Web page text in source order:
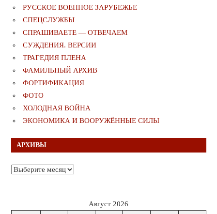
РУССКОЕ ВОЕННОЕ ЗАРУБЕЖЬЕ
СПЕЦСЛУЖБЫ
СПРАШИВАЕТЕ — ОТВЕЧАЕМ
СУЖДЕНИЯ. ВЕРСИИ
ТРАГЕДИЯ ПЛЕНА
ФАМИЛЬНЫЙ АРХИВ
ФОРТИФИКАЦИЯ
ФОТО
ХОЛОДНАЯ ВОЙНА
ЭКОНОМИКА И ВООРУЖЁННЫЕ СИЛЫ
АРХИВЫ
Архивы
Август 2026